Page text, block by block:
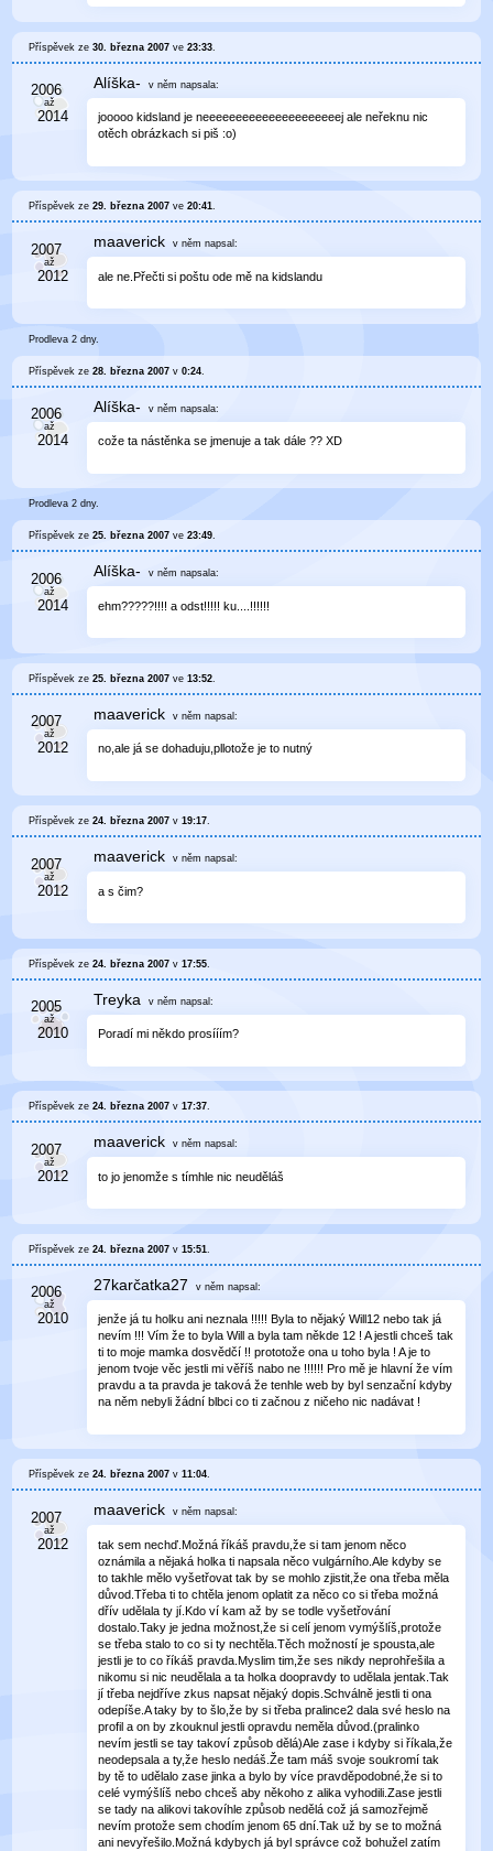
Příspěvek ze30. března 2007 ve23:33
Alíška- v něm napsala:
jooooo kidsland je neeeeeeeeeeeeeeeeeeeeej ale neřeknu nic
otěch obrázkach si piš :o)
Příspěvek ze29. března 2007 ve20:41.
maaverick v něm napsal:
ale ne.Přečti si poštu ode mě na kidslandu
Prodleva 2 dny.
Příspěvek ze28. března 2007 v0:24
Alíška- v něm napsala:
cože ta nástěnka se jmenuje a tak dále ?? XD
Prodleva 2 dny.
Příspěvek ze25. března 2007 ve23:49.
Alíška- v něm napsala:
ehm?????!!!! a odst!!!!! ku....!!!!!!
Příspěvek ze25. března 2007 ve13:52
maaverick v něm napsal:
no,ale já se dohaduju,pllotože je to nutný
Příspěvek ze24. března 2007 v19:17.
maaverick v něm napsal:
a s čim?
Příspěvek ze24. března 2007 v17:55
Treyka v něm napsal:
Poradí mi někdo prosííím?
Příspěvek ze24. března 2007 v17:37.
maaverick v něm napsal:
to jo jenomže s tímhle nic neuděláš
Příspěvek ze24. března 2007 v15:51
27karčatka27 v něm napsal:
jenže já tu holku ani neznala !!!!! Byla to nějaký Will12 nebo tak já
nevím !!! Vím že to byla Will a byla tam někde 12 ! A jestli chceš tak
ti to moje mamka dosvědčí !! prototože ona u toho byla ! A je to
jenom tvoje věc jestli mi věříš nabo ne !!!!!! Pro mě je hlavní že vím
pravdu a ta pravda je taková že tenhle web by byl senzační kdyby
na něm nebyli žádní blbci co ti začnou z ničeho nic nadávat !
Příspěvek ze24. března 2007 v11:04.
maaverick v něm napsal:
tak sem nechď.Možná říkáš pravdu,že si tam jenom něco
oznámila a nějaká holka ti napsala něco vulgárního.Ale kdyby se
to takhle mělo vyšetřovat tak by se mohlo zjistit,že ona třeba měla
důvod.Třeba ti to chtěla jenom oplatit za něco co si třeba možná
dřív udělala ty jí.Kdo ví kam až by se todle vyšetřování
dostalo.Taky je jedna možnost,že si celí jenom vymýšlíš,protože
se třeba stalo to co si ty nechtěla.Těch možností je spousta,ale
jestli je to co říkáš pravda.Myslim tim,že ses nikdy neprohřešila a
nikomu si nic neudělala a ta holka doopravdy to udělala jentak.Tak
jí třeba nejdříve zkus napsat nějaký dopis.Schválně jestli ti ona
odepíše.A taky by to šlo,že by si třeba pralince2 dala své heslo na
profil a on by zkouknul jestli opravdu neměla důvod.(pralinko
nevím jestli se tay takoví způsob dělá)Ale zase i kdyby si říkala,že
neodepsala a ty,že heslo nedáš.Že tam máš svoje soukromí tak
by tě to udělalo zase jinka a bylo by více pravděpodobné,že si to
celé vymýšlíš nebo chceš aby někoho z alika vyhodili.Zase jestli
se tady na alikovi takovíhle způsob nedělá což já samozřejmě
nevím protože sem chodím jenom 65 dní.Tak už by se to možná
ani nevyřešilo.Možná kdybych já byl správce což bohužel zatím